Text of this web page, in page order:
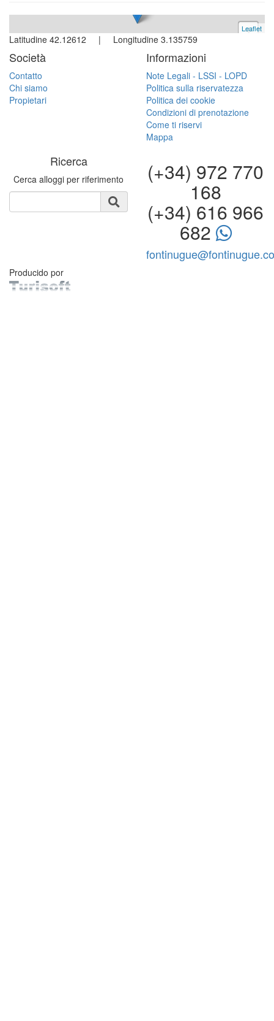
+
Leaflet
Latitudine 42.12612 | Longitudine 3.135759
Società
Contatto
Chi siamo
Propietari
Informazioni
Note Legali - LSSI - LOPD
Politica sulla riservatezza
Politica dei cookie
Condizioni di prenotazione
Come ti riservi
Mappa
Ricerca
Cerca alloggi per riferimento (+34) 972 770
168
(+34) 616 966
682
Producido por